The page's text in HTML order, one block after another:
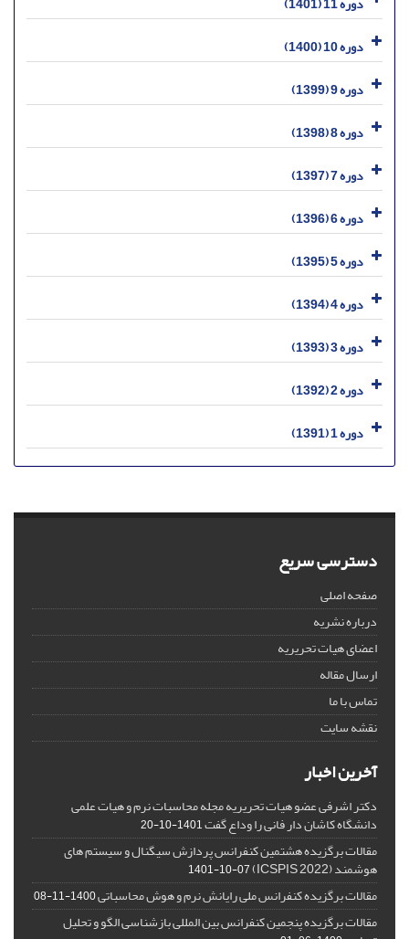
دوره 10 (1400)
دوره 9 (1399)
دوره 8 (1398)
دوره 7 (1397)
دوره 6 (1396)
دوره 5 (1395)
دوره 4 (1394)
دوره 3 (1393)
دوره 2 (1392)
دوره 1 (1391)
دسترسی سریع
صفحه اصلی
درباره نشریه
اعضای هیات تحریریه
ارسال مقاله
تماس با ما
نقشه سایت
آخرین اخبار
دکتر اشرفی عضو هیات تحریریه مجله محاسبات نرم و هیات علمی
دانشگاه کاشان دار فانی را وداع گفت1401-10-20
مقالات برگزیده هشتمین کنفرانس پردازش سیگنال و سیستم های
هوشمند (ICSPIS 2022) 1401-10-07
مقالات برگزیده کنفرانس ملی رایانش نرم و هوش محاسباتی1400-11-08
مقالات برگزیده پنجمین کنفرانس بین المللی بازشناسی الگو و تحلیل